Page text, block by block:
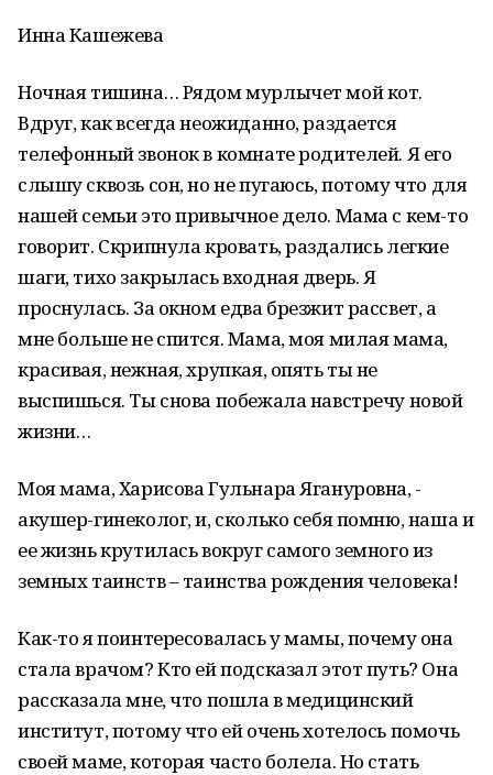
Инна Кашежева
Ночная тишина… Рядом мурлычет мой кот.
Вдруг, как всегда неожиданно, раздается
телефонный звонок в комнате родителей. Я его
слышу сквозь сон, но не пугаюсь, потому что для
нашей семьи это привычное дело. Мама с кем-то
говорит. Скрипнула кровать, раздались легкие
шаги, тихо закрылась входная дверь. Я
проснулась. За окном едва брезжит рассвет, а
мне больше не спится. Мама, моя милая мама,
красивая, нежная, хрупкая, опять ты не
выспишься. Ты снова побежала навстречу новой
жизни…
Моя мама, Харисова Гульнара Ягануровна, -
акушер-гинеколог, и, сколько себя помню, наша и
ее жизнь крутилась вокруг самого земного из
земных таинств – таинства рождения человека!
Как-то я поинтересовалась у мамы, почему она
стала врачом? Кто ей подсказал этот путь? Она
рассказала мне, что пошла в медицинский
институт, потому что ей очень хотелось помочь
своей маме, которая часто болела. Но стать